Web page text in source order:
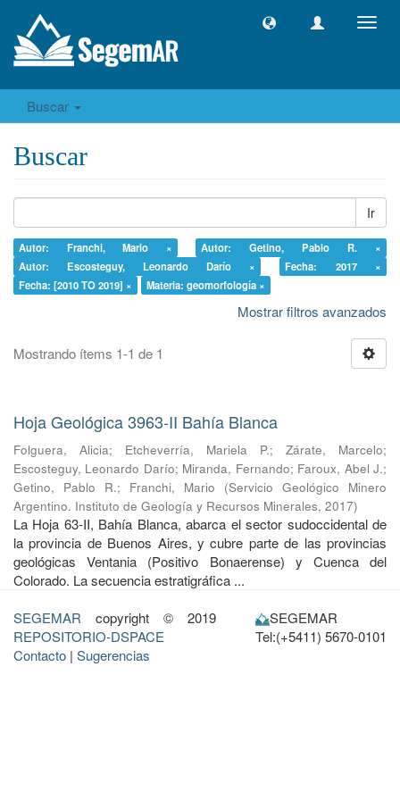
Buscar
Buscar
Ir
Autor: Franchi, Mario ×
Autor: Getino, Pablo R. ×
Autor: Escosteguy, Leonardo Darío ×
Fecha: 2017 ×
Fecha: [2010 TO 2019] ×
Materia: geomorfología ×
Mostrar filtros avanzados
Mostrando ítems 1-1 de 1
Hoja Geológica 3963-II Bahía Blanca
Folguera, Alicia; Etcheverría, Mariela P.; Zárate, Marcelo;
Escosteguy, Leonardo Darío; Miranda, Fernando; Faroux, Abel J.;
Getino, Pablo R.; Franchi, Mario (Servicio Geológico Minero
Argentino. Instituto de Geología y Recursos Minerales, 2017)
La Hoja 63-II, Bahía Blanca, abarca el sector sudoccidental de
la provincia de Buenos Aires, y cubre parte de las provincias
geológicas Ventania (Positivo Bonaerense) y Cuenca del
Colorado. La secuencia estratigráfica ...
SEGEMAR copyright © 2019
REPOSITORIO-DSPACE
Contacto | Sugerencias
SEGEMAR
Tel:(+5411) 5670-0101